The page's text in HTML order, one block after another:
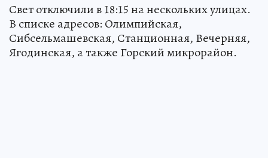
Свет отключили в 18:15 на нескольких улицах.
В списке адресов: Олимпийская,
Сибсельмашевская, Станционная, Вечерняя,
Ягодинская, а также Горский микрорайон.